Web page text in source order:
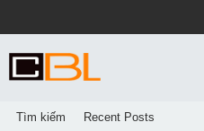
Tìm kiếm Recent Posts